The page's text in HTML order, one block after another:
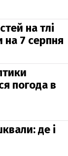
на тлі
на 7 серпня
погода в
де і